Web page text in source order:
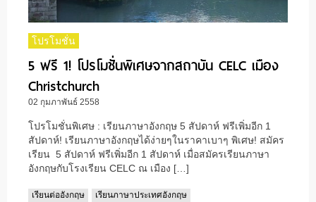
โปรโมชั่น
5 ฟรี 1! โปรโมชั่นพิเศษจากสถาบัน CELC เมือง
Christchurch
02 กุมภาพันธ์ 2558
โปรโมชั่นพิเศษ : เรียนภาษาอังกฤษ 5 สัปดาห์ ฟรีเพิ่มอีก 1
สัปดาห์! เรียนภาษาอังกฤษได้ง่ายๆในราคาเบาๆ พิเศษ! สมัคร
เรียน 5 สัปดาห์ ฟรีเพิ่มอีก 1 สัปดาห์ เมื่อสมัครเรียนภาษา
อังกฤษกับโรงเรียน CELC ณ เมือง […]
เรียนต่ออังกฤษ เรียนภาษาประเทศอังกฤษ